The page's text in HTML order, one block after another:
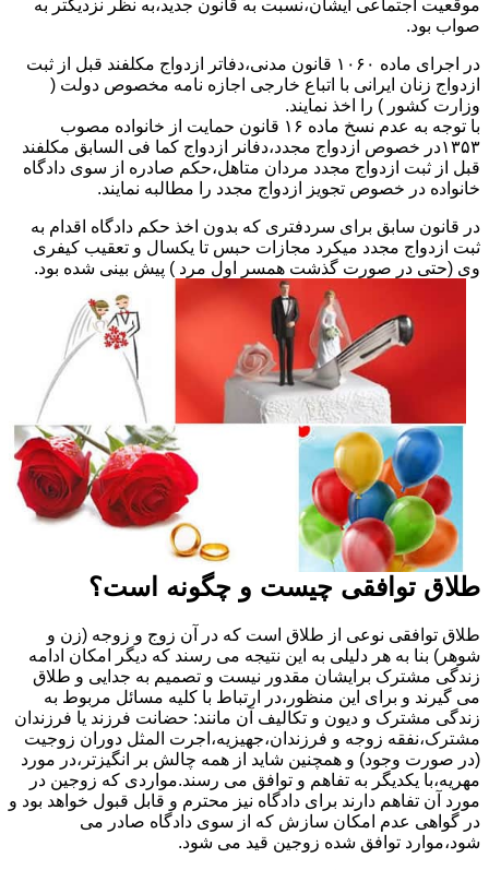
موقعیت اجتماعی ایشان،نسبت به قانون جدید،به نظر نزدیکتر به
صواب بود.
در اجرای ماده ۱۰۶۰ قانون مدنی،دفاتر ازدواج مکلفند قبل از ثبت
ازدواج زنان ایرانی با اتباع خارجی اجازه نامه مخصوص دولت (
وزارت کشور ) را اخذ نمایند.
با توجه به عدم نسخ ماده ۱۶ قانون حمایت از خانواده مصوب
۱۳۵۳در خصوص ازدواج مجدد،دفانر ازدواج کما فی السابق مکلفند
قبل از ثبت ازدواج مجدد مردان متاهل،حکم صادره از سوی دادگاه
خانواده در خصوص تجویز ازدواج مجدد را مطالبه نمایند.
در قانون سابق برای سردفتری که بدون اخذ حکم دادگاه اقدام به
ثبت ازدواج مجدد میکرد مجازات حبس تا یکسال و تعقیب کیفری
وی (حتی در صورت گذشت همسر اول مرد ) پیش بینی شده بود.
طلاق توافقی چیست و چگونه است؟
طلاق توافقی نوعی از طلاق است که در آن زوج و زوجه (زن و
شوهر) بنا به هر دلیلی به این نتیجه می رسند که دیگر امکان ادامه
زندگی مشترک برایشان مقدور نیست و تصمیم به جدایی و طلاق
می گیرند و برای این منظور،در ارتباط با کلیه مسائل مربوط به
زندگی مشترک و دیون و تکالیف آن مانند: حضانت فرزند یا فرزندان
مشترک،نفقه زوجه و فرزندان،جهیزیه،اجرت المثل دوران زوجیت
(در صورت وجود) و همچنین شاید از همه چالش بر انگیزتر،در مورد
مهریه،با یکدیگر به تفاهم و توافق می رسند.مواردی که زوجین در
مورد آن تفاهم دارند برای دادگاه نیز محترم و قابل قبول خواهد بود و
در گواهی عدم امکان سازش که از سوی دادگاه صادر می
شود،موارد توافق شده زوجین قید می شود.